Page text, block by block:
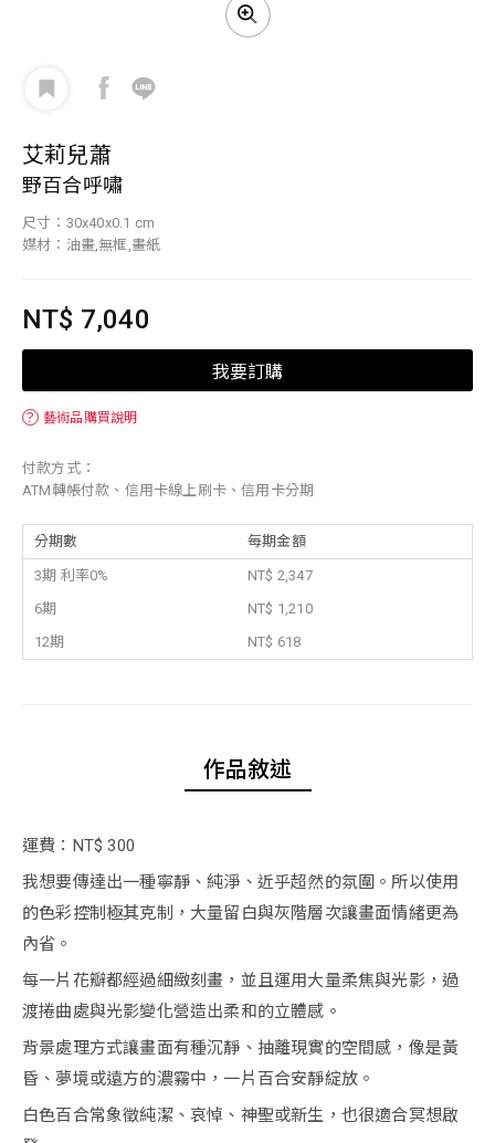
艾莉兒蕭
野百合呼嘯
尺寸：30x40x0.1 cm
媒材：油畫,無框,畫紙
NT$ 7,040
我要訂購
？ 藝術品購買說明
付款方式：
ATM轉帳付款、信用卡線上刷卡、信用卡分期
分期數 每期金額
3期 利率0%
NT$ 2,347
6期
NT$ 1,210
12期
NT$ 618
作品敘述
運費：NT$ 300
我想要傳達出一種寧靜、純淨、近乎超然的氛圍。所以使用
的色彩控制極其克制，大量留白與灰階層次讓畫面情緒更為
內省。
每一片花瓣都經過細緻刻畫，並且運用大量柔焦與光影，過
渡捲曲處與光影變化營造出柔和的立體感。
背景處理方式讓畫面有種沉靜、抽離現實的空間感，像是黃
昏、夢境或遠方的濃霧中，一片百合安靜綻放。
白色百合常象徵純潔、哀悼、神聖或新生，也很適合冥想啟